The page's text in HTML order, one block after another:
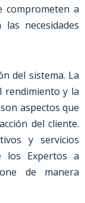
comprometen a
necesidades
del sistema. La
rendimiento y la
aspectos que
del cliente.
y servicios
los Expertos a
de manera